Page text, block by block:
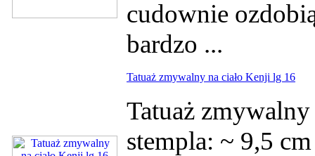
cudownie
bardzo ...
Tatuaż zmywalny na ciało Kenji lg 16
Tatuaż
stempla: ~ 9,5